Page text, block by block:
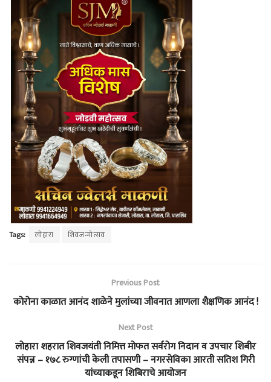
Tags: लोहारा शिवजन्मोत्सव
Previous Post
कोरोना काळात आनंद शाळेने मुलांच्या जीवनात आणला शैक्षणिक आनंद !
Next Post
लोहारा शहरात शिवजयंती निमित्त मोफत सर्वरोग निदान व उपचार शिबीर
संपन्न – १७८ रुग्णांची केली तपासणी – नगरसेविका आरती सतिश गिरी
यांच्याकडून शिबिराचे आयोजन